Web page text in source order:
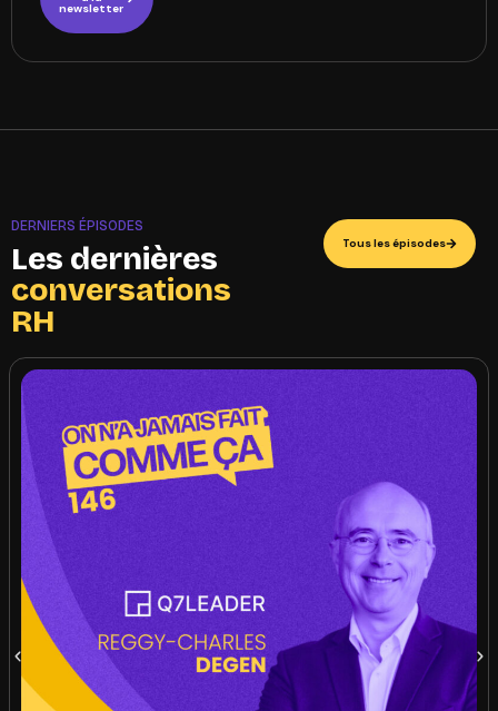
newsletter
DERNIERS ÉPISODES
Les dernières
conversations
RH
Tous les épisodes